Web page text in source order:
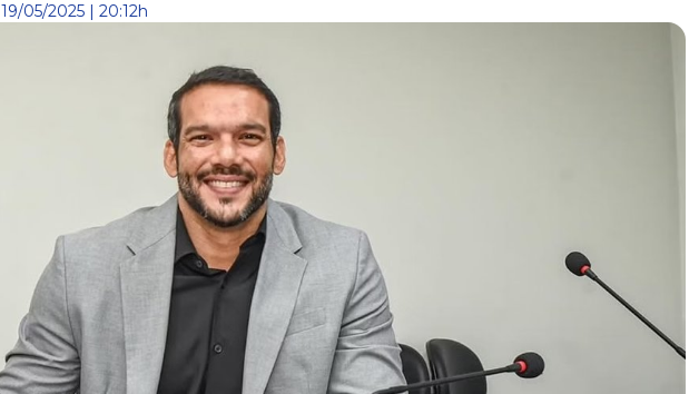
19/05/2025 | 20:12h